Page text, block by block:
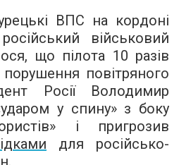
ВПС на кордоні
російський військовий
що пілота 10 разів
повітряного
Росії Володимир
у спину» з боку
і пригрозив
для російсько-